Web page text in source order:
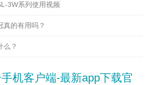
3W系列使用视频
真的有用吗？
么？
机客户端-最新app下载官